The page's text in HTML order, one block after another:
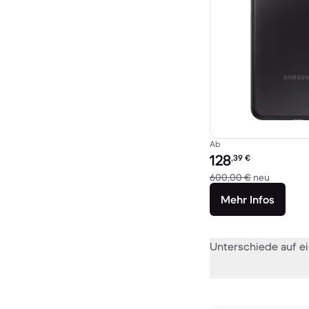
Ab
Preis des erneuerten
128,39 €
600,00 € neu
Mehr Infos
Unterschiede auf